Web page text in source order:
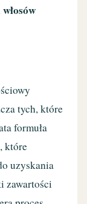
tych, które
formuła
które
uzyskania
zawartości